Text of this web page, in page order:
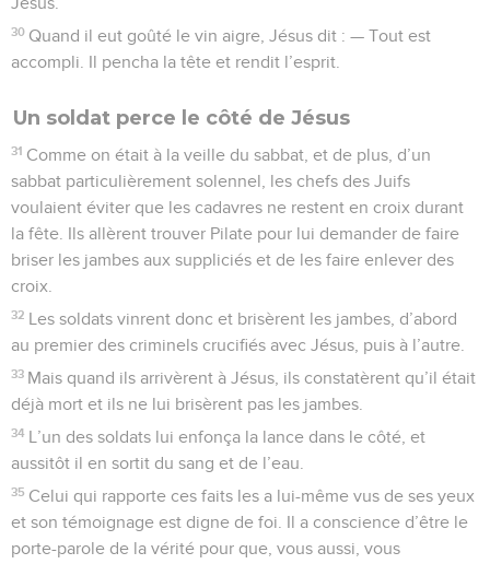
30 Quand il eut goûté le vin aigre, Jésus dit : — Tout est
accompli. Il pencha la tête et rendit l’esprit.
Un soldat perce le côté de Jésus
31 Comme on était à la veille du sabbat, et de plus, d’un
sabbat particulièrement solennel, les chefs des Juifs
voulaient éviter que les cadavres ne restent en croix durant
la fête. Ils allèrent trouver Pilate pour lui demander de faire
briser les jambes aux suppliciés et de les faire enlever des
croix.
32 Les soldats vinrent donc et brisèrent les jambes, d’abord
au premier des criminels crucifiés avec Jésus, puis à l’autre.
33 Mais quand ils arrivèrent à Jésus, ils constatèrent qu’il était
déjà mort et ils ne lui brisèrent pas les jambes.
34 L’un des soldats lui enfonça la lance dans le côté, et
aussitôt il en sortit du sang et de l’eau.
35 Celui qui rapporte ces faits les a lui-même vus de ses yeux
et son témoignage est digne de foi. Il a conscience d’être le
porte-parole de la vérité pour que, vous aussi, vous